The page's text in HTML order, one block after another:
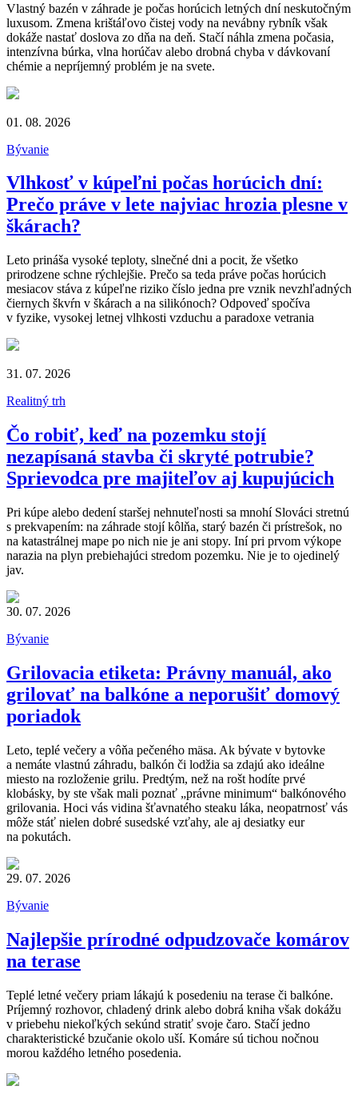
Vlastný bazén v záhrade je počas horúcich letných dní neskutočným
luxusom. Zmena krištáľovo čistej vody na nevábny rybník však
dokáže nastať doslova zo dňa na deň. Stačí náhla zmena počasia,
intenzívna búrka, vlna horúčav alebo drobná chyba v dávkovaní
chémie a nepríjemný problém je na svete.
01. 08. 2026
Bývanie
Vlhkosť v kúpeľni počas horúcich dní:
Prečo práve v lete najviac hrozia plesne v
škárach?
Leto prináša vysoké teploty, slnečné dni a pocit, že všetko
prirodzene schne rýchlejšie. Prečo sa teda práve počas horúcich
mesiacov stáva z kúpeľne riziko číslo jedna pre vznik nevzhľadných
čiernych škvŕn v škárach a na silikónoch? Odpoveď spočíva
v fyzike, vysokej letnej vlhkosti vzduchu a paradoxe vetrania
31. 07. 2026
Realitný trh
Čo robiť, keď na pozemku stojí
nezapísaná stavba či skryté potrubie?
Sprievodca pre majiteľov aj kupujúcich
Pri kúpe alebo dedení staršej nehnuteľnosti sa mnohí Slováci stretnú
s prekvapením: na záhrade stojí kôlňa, starý bazén či prístrešok, no
na katastrálnej mape po nich nie je ani stopy. Iní pri prvom výkope
narazia na plyn prebiehajúci stredom pozemku. Nie je to ojedinelý
jav.
30. 07. 2026
Bývanie
Grilovacia etiketa: Právny manuál, ako
grilovať na balkóne a neporušiť domový
poriadok
Leto, teplé večery a vôňa pečeného mäsa. Ak bývate v bytovke
a nemáte vlastnú záhradu, balkón či lodžia sa zdajú ako ideálne
miesto na rozloženie grilu. Predtým, než na rošt hodíte prvé
klobásky, by ste však mali poznať „právne minimum“ balkónového
grilovania. Hoci vás vidina šťavnatého steaku láka, neopatrnosť vás
môže stáť nielen dobré susedské vzťahy, ale aj desiatky eur
na pokutách.
29. 07. 2026
Bývanie
Najlepšie prírodné odpudzovače komárov
na terase
Teplé letné večery priam lákajú k posedeniu na terase či balkóne.
Príjemný rozhovor, chladený drink alebo dobrá kniha však dokážu
v priebehu niekoľkých sekúnd stratiť svoje čaro. Stačí jedno
charakteristické bzučanie okolo uší. Komáre sú tichou nočnou
morou každého letného posedenia.